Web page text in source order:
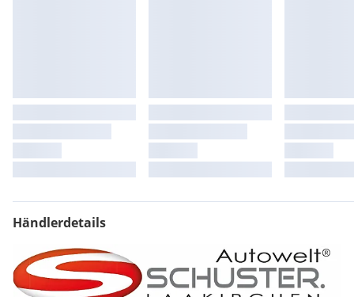
Sitzheizung
Lenkradheizung
Airbag
Einparkhilfe
Mittelarmlehne
ABS
Händlerdetails